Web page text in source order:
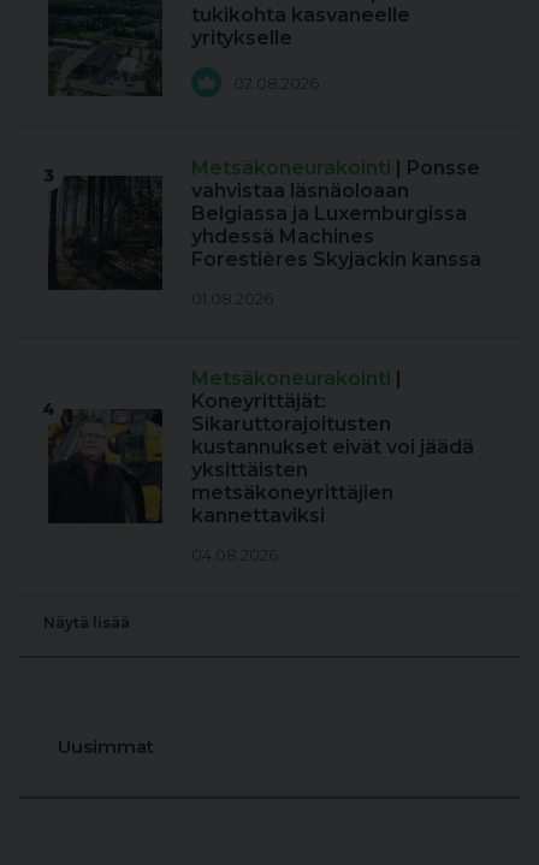
tukikohta kasvaneelle
yritykselle
02.08.2026
3 Metsäkoneurakointi | Ponsse
vahvistaa läsnäoloaan
Belgiassa ja Luxemburgissa
yhdessä Machines
Forestières Skyjackin kanssa
01.08.2026
4
Metsäkoneurakointi |
Koneyrittäjät:
Sikaruttorajoitusten
kustannukset eivät voi jäädä
yksittäisten
metsäkoneyrittäjien
kannettaviksi
04.08.2026
Näytä lisää
Uusimmat